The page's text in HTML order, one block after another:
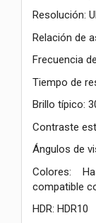
Resolución:
Relación de
Frecuencia
Tiempo de
Brillo típico:
Contraste
Ángulos de
Colores:
compatible
HDR: HDR10